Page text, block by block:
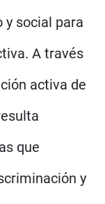
social para
A través
activa de
que
y